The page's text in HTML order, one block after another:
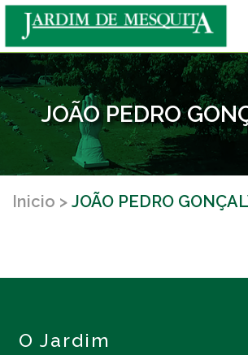
JOÃO PEDRO
Inicio JOÃO PEDRO
O Jardim